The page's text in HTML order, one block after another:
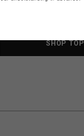
SHOP TOP